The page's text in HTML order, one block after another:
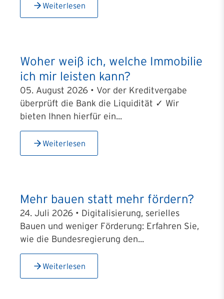
Weiterlesen
Woher weiß ich, welche Immobilie
ich mir leisten kann?
05. August 2026 • Vor der Kreditvergabe
überprüft die Bank die Liquidität ✓ Wir
bieten Ihnen hierfür ein...
Weiterlesen
Mehr bauen statt mehr fördern?
24. Juli 2026 • Digitalisierung, serielles
Bauen und weniger Förderung: Erfahren Sie,
wie die Bundesregierung den...
Weiterlesen